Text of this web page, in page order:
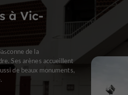
à Vic-
de la
Ses arènes accueillent
de beaux monuments,